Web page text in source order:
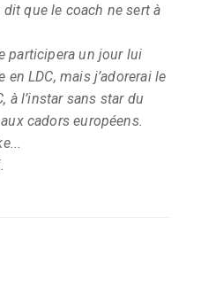
que le coach ne sert à
participera un jour lui
LDC, mais j’adorerai le
à l’instar sans star du
cadors européens.